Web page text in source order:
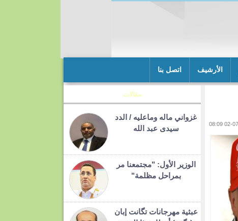
الأرشيف اتصل بنا
مقالات
غزواني ماله وماعليه / الدد
سيدى عبد الله
الوزير الأول: "مجتمعنا مر
بمراحل مظلمة"
عبثية مهرجانات تگانت إبان